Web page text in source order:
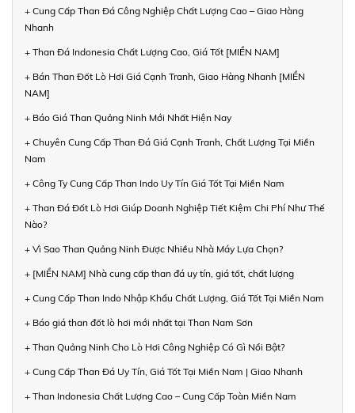
+ Cung Cấp Than Đá Công Nghiệp Chất Lượng Cao – Giao Hàng
Nhanh
+ Than Đá Indonesia Chất Lượng Cao, Giá Tốt [MIỀN NAM]
+ Bán Than Đốt Lò Hơi Giá Cạnh Tranh, Giao Hàng Nhanh [MIỀN
NAM]
+ Báo Giá Than Quảng Ninh Mới Nhất Hiện Nay
+ Chuyên Cung Cấp Than Đá Giá Cạnh Tranh, Chất Lượng Tại Miền
Nam
+ Công Ty Cung Cấp Than Indo Uy Tín Giá Tốt Tại Miền Nam
+ Than Đá Đốt Lò Hơi Giúp Doanh Nghiệp Tiết Kiệm Chi Phí Như Thế
Nào?
+ Vì Sao Than Quảng Ninh Được Nhiều Nhà Máy Lựa Chọn?
+ [MIỀN NAM] Nhà cung cấp than đá uy tín, giá tốt, chất lượng
+ Cung Cấp Than Indo Nhập Khẩu Chất Lượng, Giá Tốt Tại Miền Nam
+ Báo giá than đốt lò hơi mới nhất tại Than Nam Sơn
+ Than Quảng Ninh Cho Lò Hơi Công Nghiệp Có Gì Nổi Bật?
+ Cung Cấp Than Đá Uy Tín, Giá Tốt Tại Miền Nam | Giao Nhanh
+ Than Indonesia Chất Lượng Cao – Cung Cấp Toàn Miền Nam